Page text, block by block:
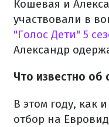
Кошевая и
участвовали в
"Голос Дети" 5
Александр
Что известно об
В этом году, как
отбор на